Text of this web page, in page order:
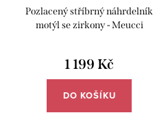
Pozlacený stříbrný náhrdelník
motýl se zirkony - Meucci
1 199 Kč
DO KOŠÍKU